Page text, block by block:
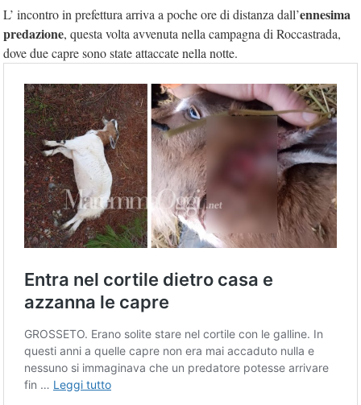
L’ incontro in prefettura arriva a poche ore di distanza dall’ennesima
predazione, questa volta avvenuta nella campagna di Roccastrada,
dove due capre sono state attaccate nella notte.